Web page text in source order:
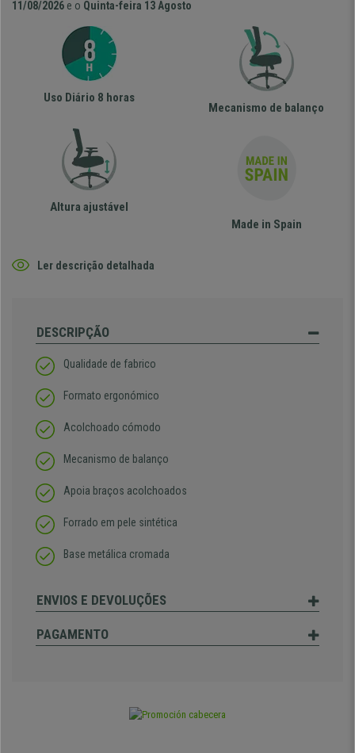
11/08/2026 e o Quinta-feira 13 Agosto
Uso Diário 8 horas
Mecanismo de balanço
Altura ajustável
Made in Spain
Ler descrição detalhada
DESCRIPÇÃO
Qualidade de fabrico
Formato ergonómico
Acolchoado cómodo
Mecanismo de balanço
Apoia braços acolchoados
Forrado em pele sintética
Base metálica cromada
ENVIOS E DEVOLUÇÕES
PAGAMENTO